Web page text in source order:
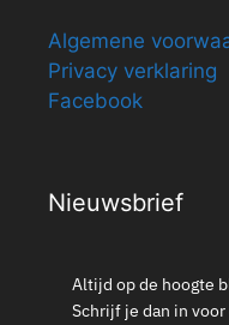
Algemene
Privacy verklaring
Facebook
Nieuwsbrief
Altijd op de hoogte
Schrijf je dan in